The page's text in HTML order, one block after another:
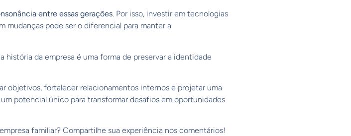
entre essas gerações. Por isso, investir em tecnologias
mudanças pode ser o diferencial para manter a
história da empresa é uma forma de preservar a identidade
objetivos, fortalecer relacionamentos internos e projetar uma
potencial único para transformar desafios em oportunidades
familiar? Compartilhe sua experiência nos comentários!